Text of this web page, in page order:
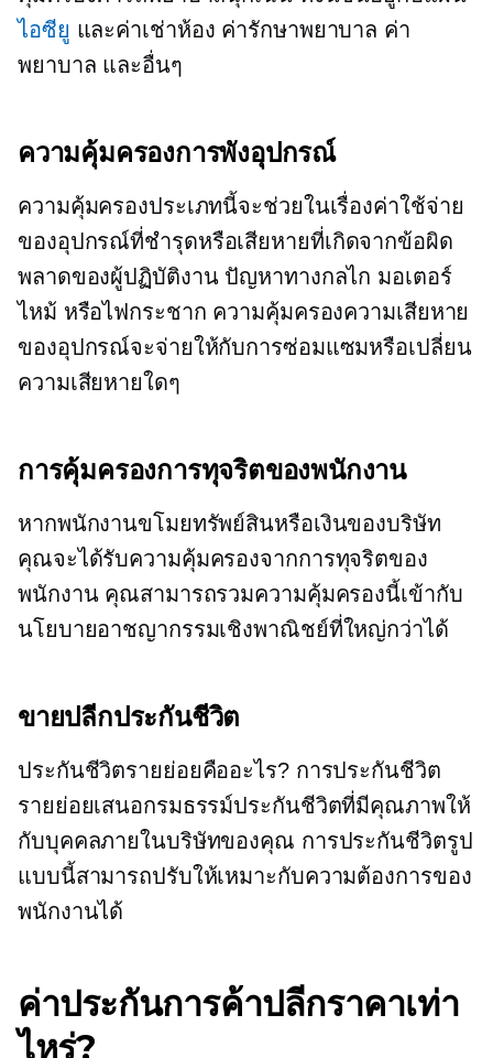
ไอซียู และค่าเช่าห้อง ค่ารักษาพยาบาล ค่า
พยาบาล และอื่นๆ
ความคุ้มครองการพังอุปกรณ์
ความคุ้มครองประเภทนี้จะช่วยในเรื่องค่าใช้จ่าย
ของอุปกรณ์ที่ชำรุดหรือเสียหายที่เกิดจากข้อผิด
พลาดของผู้ปฏิบัติงาน ปัญหาทางกลไก มอเตอร์
ไหม้ หรือไฟกระชาก ความคุ้มครองความเสียหาย
ของอุปกรณ์จะจ่ายให้กับการซ่อมแซมหรือเปลี่ยน
ความเสียหายใดๆ
การคุ้มครองการทุจริตของพนักงาน
หากพนักงานขโมยทรัพย์สินหรือเงินของบริษัท
คุณจะได้รับความคุ้มครองจากการทุจริตของ
พนักงาน คุณสามารถรวมความคุ้มครองนี้เข้ากับ
นโยบายอาชญากรรมเชิงพาณิชย์ที่ใหญ่กว่าได้
ขายปลีกประกันชีวิต
ประกันชีวิตรายย่อยคืออะไร? การประกันชีวิต
รายย่อยเสนอกรมธรรม์ประกันชีวิตที่มีคุณภาพให้
กับบุคคลภายในบริษัทของคุณ การประกันชีวิตรูป
แบบนี้สามารถปรับให้เหมาะกับความต้องการของ
พนักงานได้
ค่าประกันการค้าปลีกราคาเท่า
ไหร่?